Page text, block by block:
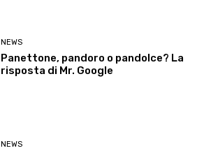
NEWS
Panettone, pandoro o pandolce? La
risposta di Mr. Google
NEWS